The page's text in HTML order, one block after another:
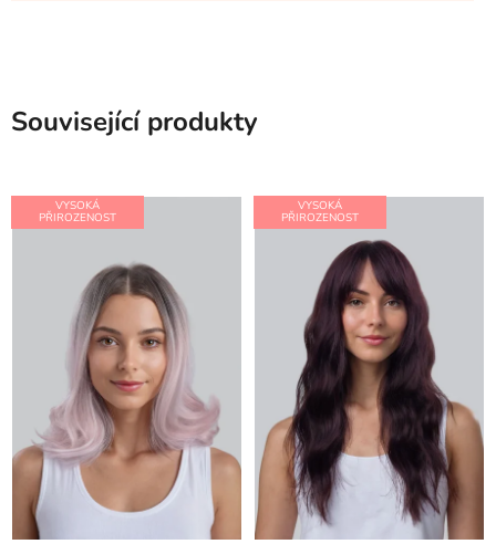
Související produkty
VYSOKÁ
PŘIROZENOST
VYSOKÁ
PŘIROZENOST